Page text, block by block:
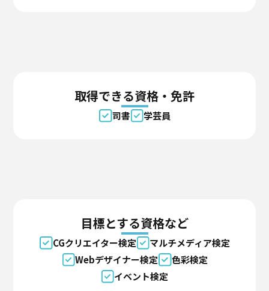
取得できる資格・免許
司書 学芸員
目標とする資格など
CGクリエイター検定
マルチメディア検定
Webデザイナー検定
色彩検定
イベント検定